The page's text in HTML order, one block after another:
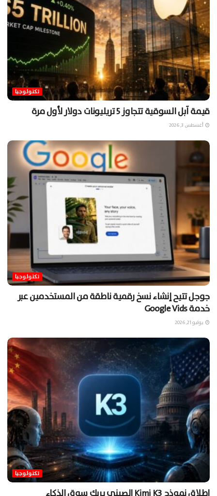
تكنولوجيا
قيمة آبل السوقية تتجاوز 5 تريليونات دولار لأول مرة
أغسطس 3, 2026
تكنولوجيا
جوجل تتيح إنشاء نسخ رقمية ناطقة من المستخدمين عبر
خدمة Google Vids
يوليو 21, 2026
تكنولوجيا